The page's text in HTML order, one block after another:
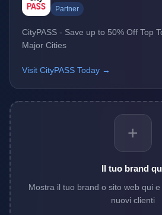
Partner
CityPASS - Save up to 50% Off Top
Major Cities
Visit CityPASS Today →
+
Il tuo brand
Mostra il tuo brand o sito web qui
nuovi clienti